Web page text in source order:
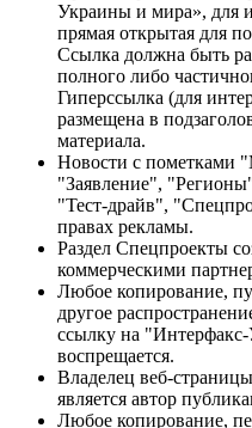
Украины и мира», для
прямая открытая для
Ссылка должна быть
полного либо
Гиперссылка (для
размещена в
материала.
Новости с пометками
"Заявление",
"Тест-драйв",
правах рекламы.
Раздел Спецпроекты
коммерческими
Любое копирование,
другое
ссылку на
воспрещается.
Владелец веб-
является автор
Любое копирование,